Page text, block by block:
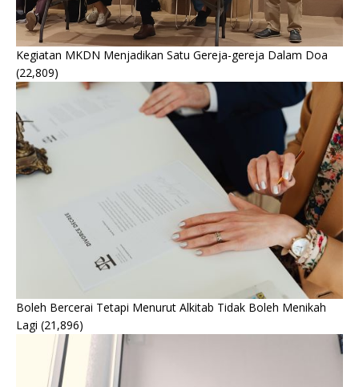
Kegiatan MKDN Menjadikan Satu Gereja-gereja Dalam Doa
(22,809)
Boleh Bercerai Tetapi Menurut Alkitab Tidak Boleh Menikah
Lagi (21,896)